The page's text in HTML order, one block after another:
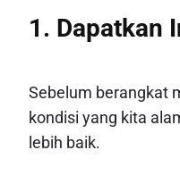
1. Dapatkan
Sebelum berangkat
kondisi yang kita
lebih baik.